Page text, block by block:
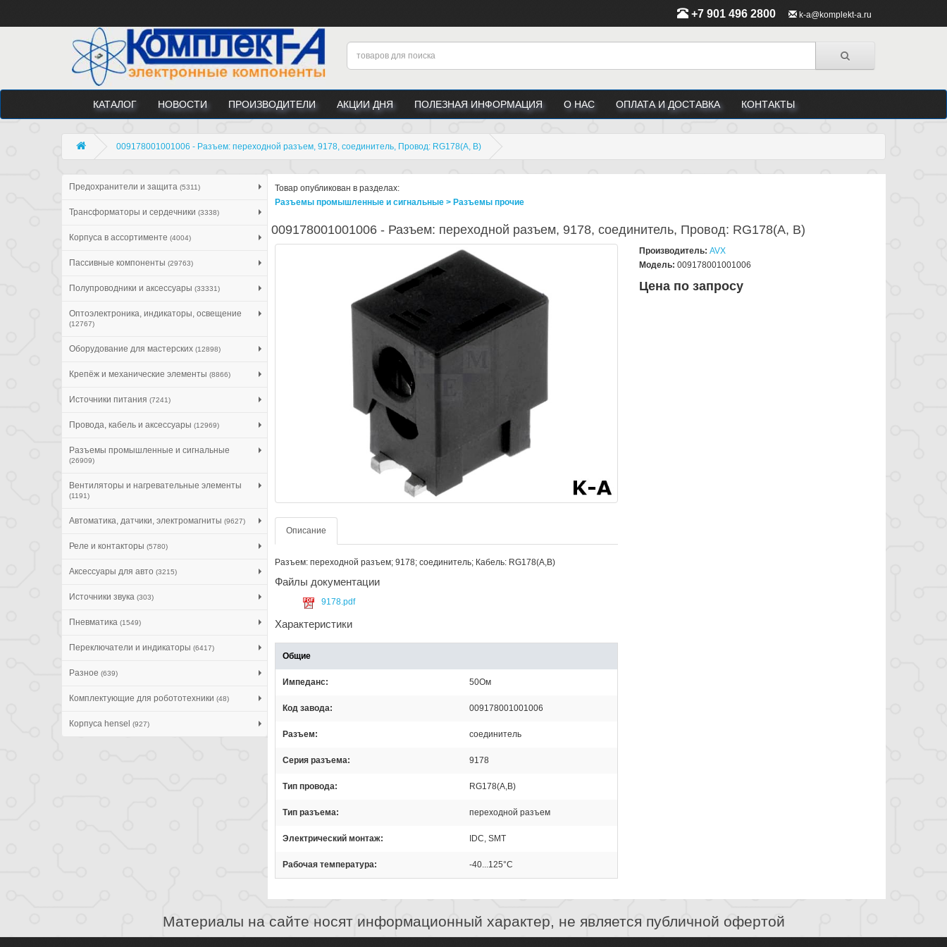
+7 901 496 2800 k-a@komplekt-a.ru
КАТАЛОГ НОВОСТИ ПРОИЗВОДИТЕЛИ АКЦИИ ДНЯ ПОЛЕЗНАЯ ИНФОРМАЦИЯ О НАС ОПЛАТА И ДОСТАВКА КОНТАКТЫ
009178001001006 - Разъем: переходной разъем, 9178, соединитель, Провод: RG178(A, B)
Предохранители и защита (5311)
Трансформаторы и сердечники (3338)
Корпуса в ассортименте (4004)
Пассивные компоненты (29763)
Полупроводники и аксессуары (33331)
Оптоэлектроника, индикаторы, освещение
(12767)
Оборудование для мастерских (12898)
Крепёж и механические элементы (8866)
Источники питания (7241)
Провода, кабель и аксессуары (12969)
Разъемы промышленные и сигнальные
(26909)
Вентиляторы и нагревательные элементы
(1191)
Автоматика, датчики, электромагниты (9627)
Реле и контакторы (5780)
Аксессуары для авто (3215)
Источники звука (303)
Пневматика (1549)
Переключатели и индикаторы (6417)
Разное (639)
Комплектующие для робототехники (48)
Корпуса hensel (927)
Товар опубликован в разделах:
Разъемы промышленные и сигнальные > Разъeмы прочие
009178001001006 - Разъем: переходной разъем, 9178, соединитель, Провод: RG178(A, B)
Описание
Разъем: переходной разъем; 9178; соединитель; Кабель: RG178(A,B)
Файлы документации
9178.pdf
Характеристики
Общие
Импеданс 50Ом
Код завода 009178001001006
Разъем соединитель
Серия разъема 9178
Тип провода RG178(A,B)
Тип разъема переходной разъем
Электрический монтаж IDC, SMT
Рабочая температура -40...125°C
Производитель: AVX
Модель: 009178001001006
Цена по запросу
Материалы на сайте носят информационный характер, не является публичной офертой